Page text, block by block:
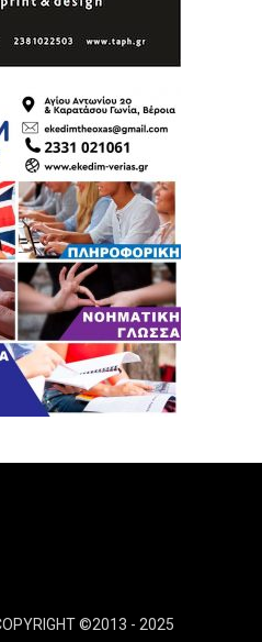
©2013 - 2025